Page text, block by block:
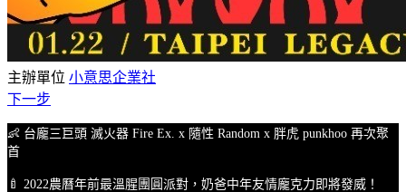
主辦單位 小意思企業社
下一步
👶 台龐三巨頭 滅火器 Fire Ex. x 隨性 Random x 胖虎 punkhoo 再次聚
首
🍼 2022農曆年前最溫腥團圓派對，奶爸中年友情龐克力即將發威！